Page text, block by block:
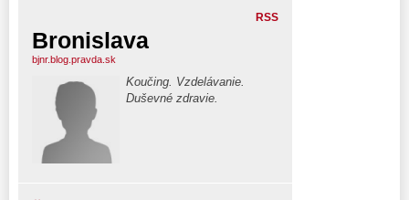
RSS
Bronislava
bjnr.blog.pravda.sk
Koučing. Vzdelávanie.
Duševné zdravie.